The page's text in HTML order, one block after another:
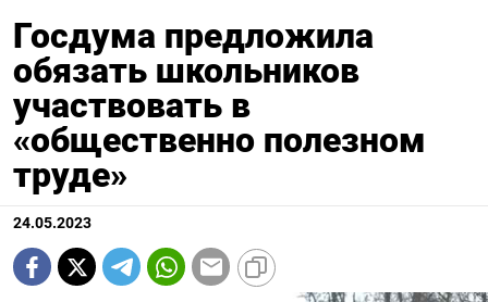
Госдума предложила
обязать школьников
участвовать в
«общественно полезном
труде»
24.05.2023